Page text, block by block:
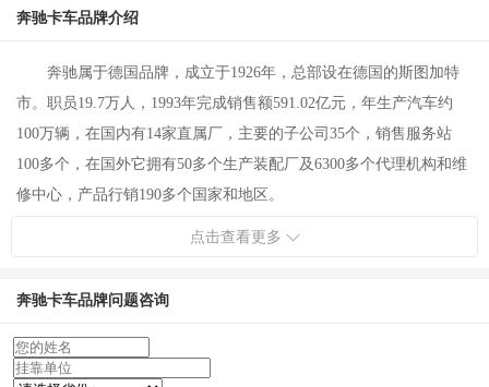
奔驰卡车品牌介绍
奔驰属于德国品牌，成立于1926年，总部设在德国的斯图加特
市。职员19.7万人，1993年完成销售额591.02亿元，年生产汽车约
100万辆，在国内有14家直属厂，主要的子公司35个，销售服务站
100多个，在国外它拥有50多个生产装配厂及6300多个代理机构和维
修中心，产品行销190多个国家和地区。
车闻名外，也是世界上最著名的大客车和重型载重汽车的生产厂
家。奔驰经营风格始终如一，从1926年至今，从不追求汽车产量的
点击查看更多
奔驰卡车品牌问题咨询